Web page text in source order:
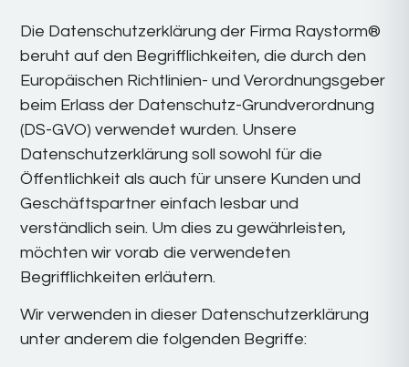
Die Datenschutzerklärung der Firma Raystorm®
beruht auf den Begrifflichkeiten, die durch den
Europäischen Richtlinien- und Verordnungsgeber
beim Erlass der Datenschutz-Grundverordnung
(DS-GVO) verwendet wurden. Unsere
Datenschutzerklärung soll sowohl für die
Öffentlichkeit als auch für unsere Kunden und
Geschäftspartner einfach lesbar und
verständlich sein. Um dies zu gewährleisten,
möchten wir vorab die verwendeten
Begrifflichkeiten erläutern.
Wir verwenden in dieser Datenschutzerklärung
unter anderem die folgenden Begriffe: